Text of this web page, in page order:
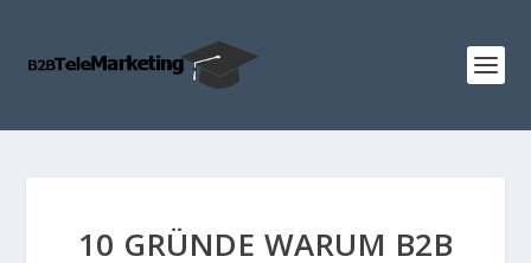
10 GRÜNDE WARUM B2B